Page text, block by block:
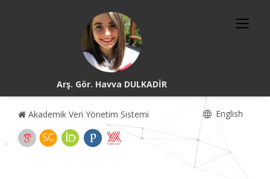
Arş. Gör. Havva DULKADİR
Akademik Veri Yönetim Sistemi English